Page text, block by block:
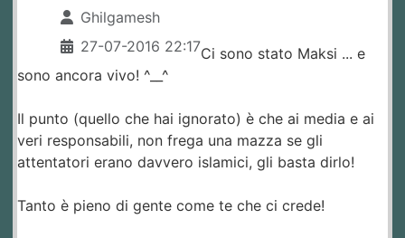
Ghilgamesh
27-07-2016 22:17Ci sono stato Maksi ... e
sono ancora vivo! ^__^
Il punto (quello che hai ignorato) è che ai media e ai
veri responsabili, non frega una mazza se gli
attentatori erano davvero islamici, gli basta dirlo!
Tanto è pieno di gente come te che ci crede!